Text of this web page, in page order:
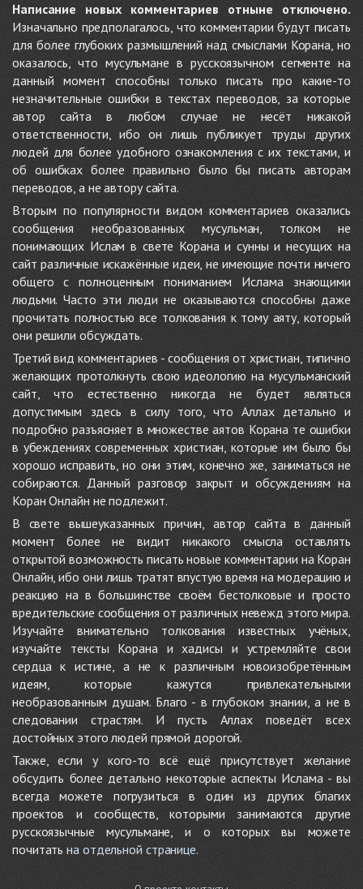
Написание новых комментариев отныне отключено.
Изначально предполагалось, что комментарии будут писать
для более глубоких размышлений над смыслами Корана, но
оказалось, что мусульмане в русскоязычном сегменте на
данный момент способны только писать про какие-то
незначительные ошибки в текстах переводов, за которые
автор сайта в любом случае не несёт никакой
ответственности, ибо он лишь публикует труды других
людей для более удобного ознакомления с их текстами, и
об ошибках более правильно было бы писать авторам
переводов, а не автору сайта.
Вторым по популярности видом комментариев оказались
сообщения необразованных мусульман, толком не
понимающих Ислам в свете Корана и сунны и несущих на
сайт различные искажённые идеи, не имеющие почти ничего
общего с полноценным пониманием Ислама знающими
людьми. Часто эти люди не оказываются способны даже
прочитать полностью все толкования к тому аяту, который
они решили обсуждать.
Третий вид комментариев - сообщения от христиан, типично
желающих протолкнуть свою идеологию на мусульманский
сайт, что естественно никогда не будет являться
допустимым здесь в силу того, что Аллах детально и
подробно разъясняет в множестве аятов Корана те ошибки
в убеждениях современных христиан, которые им было бы
хорошо исправить, но они этим, конечно же, заниматься не
собираются. Данный разговор закрыт и обсуждениям на
Коран Онлайн не подлежит.
В свете вышеуказанных причин, автор сайта в данный
момент более не видит никакого смысла оставлять
открытой возможность писать новые комментарии на Коран
Онлайн, ибо они лишь тратят впустую время на модерацию и
реакцию на в большинстве своём бестолковые и просто
вредительские сообщения от различных невежд этого мира.
Изучайте внимательно толкования известных учёных,
изучайте тексты Корана и хадисы и устремляйте свои
сердца к истине, а не к различным новоизобретённым
идеям, которые кажутся привлекательными
необразованным душам. Благо - в глубоком знании, а не в
следовании страстям. И пусть Аллах поведёт всех
достойных этого людей прямой дорогой.
Также, если у кого-то всё ещё присутствует желание
обсудить более детально некоторые аспекты Ислама - вы
всегда можете погрузиться в один из других благих
проектов и сообществ, которыми занимаются другие
русскоязычные мусульмане, и о которых вы можете
почитатьна отдельной странице.